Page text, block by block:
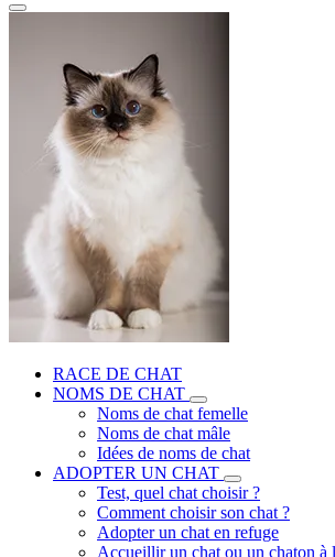
RACE DE CHAT
NOMS DE CHAT
Noms de chat femelle
Noms de chat mâle
Idées de noms de chat
ADOPTER UN CHAT
Test, quel chat choisir ?
Comment choisir son chat ?
Adopter un chat en refuge
Accueillir un chat ou un chaton à